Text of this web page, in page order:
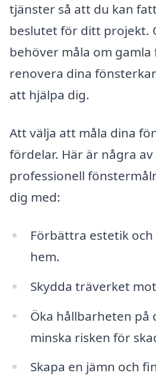
tjänster så att du kan
beslutet för ditt projekt.
behöver måla om gamla
renovera dina
att hjälpa dig.
Att välja att måla dina
fördelar. Här är några
professionell
dig med:
Förbättra estetik
hem.
Skydda träverket
Öka hållbarheten på
minska risken för
Skapa en jämn och